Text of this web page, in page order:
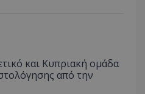
και Κυπριακή ομάδα
από την